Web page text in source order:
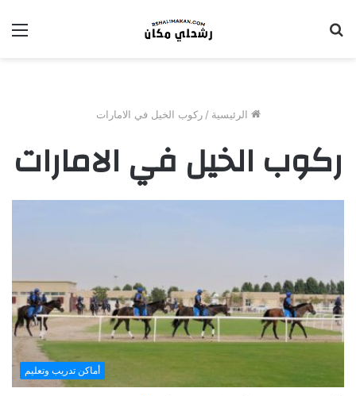
الرئيسية / ركوب الخيل في الامارات
ركوب الخيل في الامارات
أماكن تدريب وتعليم